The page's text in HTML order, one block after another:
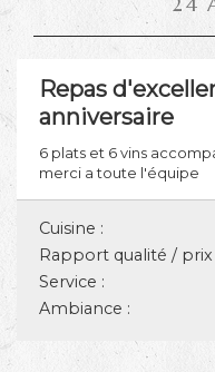
Repas
anniversaire
6 plats et 6 vins
merci a toute l'équipe
Cuisine :
Rapport qualité / prix
Service :
Ambiance :